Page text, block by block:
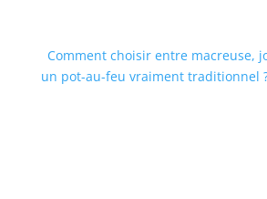
Comment choisir entre macreuse,
un pot-au-feu vraiment traditionnel